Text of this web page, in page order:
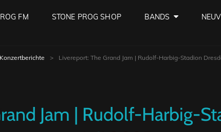
FM STONE PROG SHOP BANDS
Konzertberichte > Livereport: The Grand Jam | Rudolf-Harbig-Stadion
Jam | Rudolf-Harbig-